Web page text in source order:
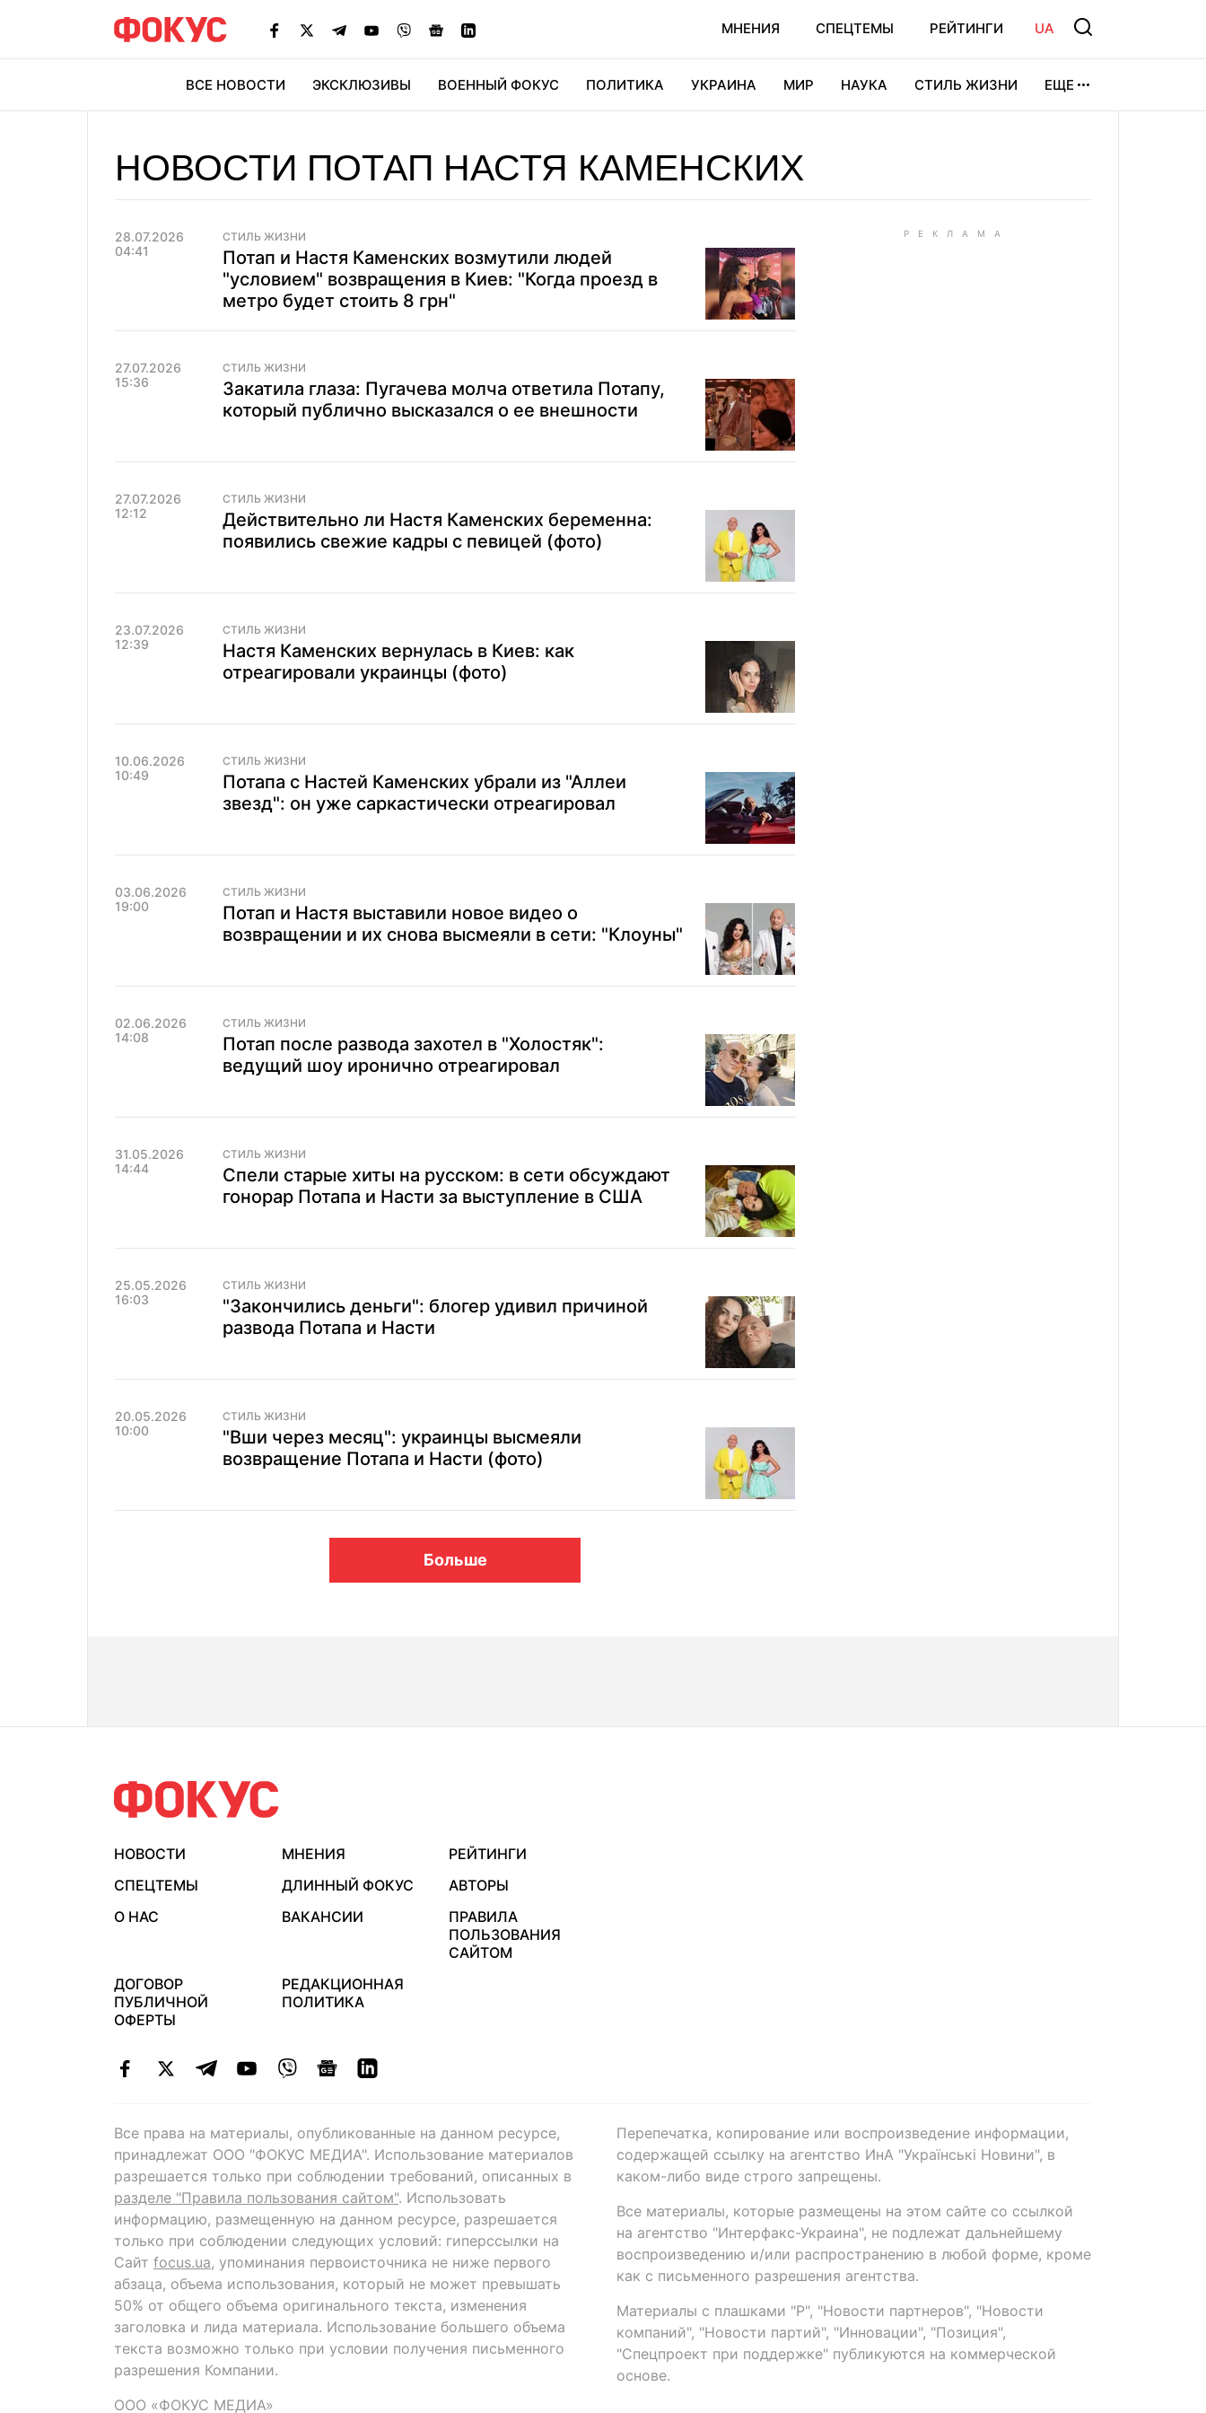
МНЕНИЯ СПЕЦТЕМЫ РЕЙТИНГИ UA
ВСЕ НОВОСТИ ЭКСКЛЮЗИВЫ ВОЕННЫЙ ФОКУС ПОЛИТИКА УКРАИНА МИР НАУКА СТИЛЬ ЖИЗНИ ЕЩЕ
НОВОСТИ ПОТАП НАСТЯ КАМЕНСКИХ
28.07.2026
04:41
СТИЛЬ ЖИЗНИ
Потап и Настя Каменских возмутили людей
"условием" возвращения в Киев: "Когда проезд в
метро будет стоить 8 грн"
27.07.2026
15:36
СТИЛЬ ЖИЗНИ
Закатила глаза: Пугачева молча ответила Потапу,
который публично высказался о ее внешности
27.07.2026
12:12
СТИЛЬ ЖИЗНИ
Действительно ли Настя Каменских беременна:
появились свежие кадры с певицей (фото)
23.07.2026
12:39
СТИЛЬ ЖИЗНИ
Настя Каменских вернулась в Киев: как
отреагировали украинцы (фото)
10.06.2026
10:49
СТИЛЬ ЖИЗНИ
Потапа с Настей Каменских убрали из "Аллеи
звезд": он уже саркастически отреагировал
03.06.2026
19:00
СТИЛЬ ЖИЗНИ
Потап и Настя выставили новое видео о
возвращении и их снова высмеяли в сети: "Клоуны"
02.06.2026
14:08
СТИЛЬ ЖИЗНИ
Потап после развода захотел в "Холостяк":
ведущий шоу иронично отреагировал
31.05.2026
14:44
СТИЛЬ ЖИЗНИ
Спели старые хиты на русском: в сети обсуждают
гонорар Потапа и Насти за выступление в США
25.05.2026
16:03
СТИЛЬ ЖИЗНИ
"Закончились деньги": блогер удивил причиной
развода Потапа и Насти
20.05.2026
10:00
СТИЛЬ ЖИЗНИ
"Вши через месяц": украинцы высмеяли
возвращение Потапа и Насти (фото)
Больше
НОВОСТИ МНЕНИЯ
РЕЙТИНГИ
СПЕЦТЕМЫ
ДЛИННЫЙ ФОКУС
АВТОРЫ
О НАС
ВАКАНСИИ
ПРАВИЛА
ПОЛЬЗОВАНИЯ
САЙТОМ
ДОГОВОР
ПУБЛИЧНОЙ
ОФЕРТЫ
РЕДАКЦИОННАЯ
ПОЛИТИКА
Все права на материалы, опубликованные на данном ресурсе,
принадлежат ООО "ФОКУС МЕДИА". Использование материалов
разрешается только при соблюдении требований, описанных в
разделе "Правила пользования сайтом". Использовать
информацию, размещенную на данном ресурсе, разрешается
только при соблюдении следующих условий: гиперссылки на
Сайт focus.ua, упоминания первоисточника не ниже первого
абзаца, объема использования, который не может превышать
50% от общего объема оригинального текста, изменения
заголовка и лида материала. Использование большего объема
текста возможно только при условии получения письменного
разрешения Компании.
ООО «ФОКУС МЕДИА»
Перепечатка, копирование или воспроизведение информации,
содержащей ссылку на агентство ИнА "Українські Новини", в
каком-либо виде строго запрещены.
Все материалы, которые размещены на этом сайте со ссылкой
на агентство "Интерфакс-Украина", не подлежат дальнейшему
воспроизведению и/или распространению в любой форме, кроме
как с письменного разрешения агентства.
Материалы с плашками "Р", "Новости партнеров", "Новости
компаний", "Новости партий", "Инновации", "Позиция",
"Спецпроект при поддержке" публикуются на коммерческой
основе.